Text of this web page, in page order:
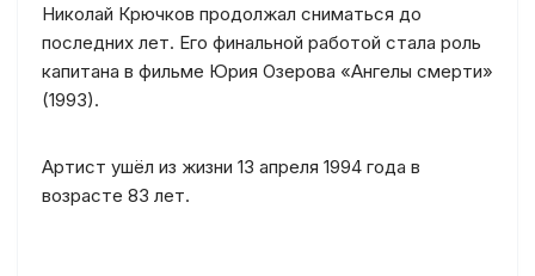
Николай Крючков продолжал сниматься до
последних лет. Его финальной работой стала роль
капитана в фильме Юрия Озерова «Ангелы смерти»
(1993).
Артист ушёл из жизни 13 апреля 1994 года в
возрасте 83 лет.